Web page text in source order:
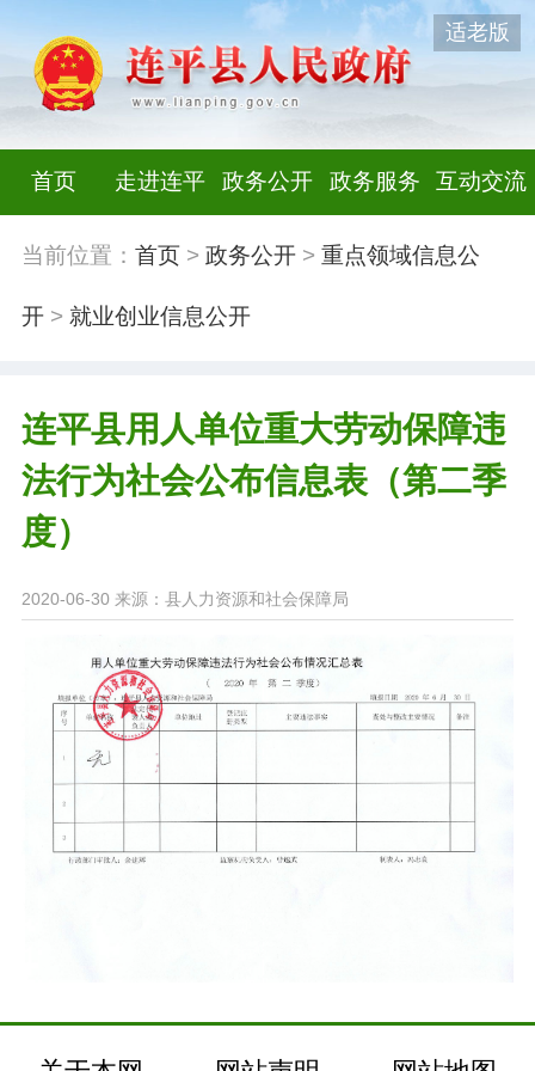
适老版
首页 走进连平 政务公开 政务服务 互动交流
当前位置： 首页> 政务公开> 重点领域信息公
开> 就业创业信息公开
连平县用人单位重大劳动保障违
法行为社会公布信息表（第二季
度）
2020-06-30 来源：县人力资源和社会保障局